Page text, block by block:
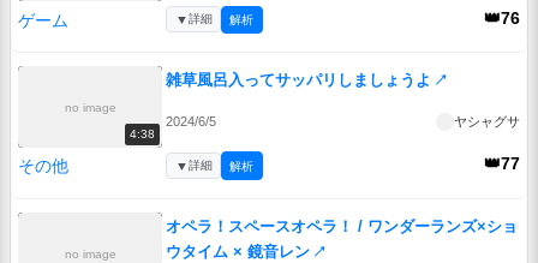
↗
ゲーム 👑76
▼詳細 解析
no image
4:38
雑草風呂入ってサッパリしましょうよ ↗
2024/6/5 ヤシャグサ
その他 👑77
▼詳細 解析
no image
オペラ！スペースオペラ！ / ワンダーランズ×ショ
ウタイム × 鏡音レン ↗